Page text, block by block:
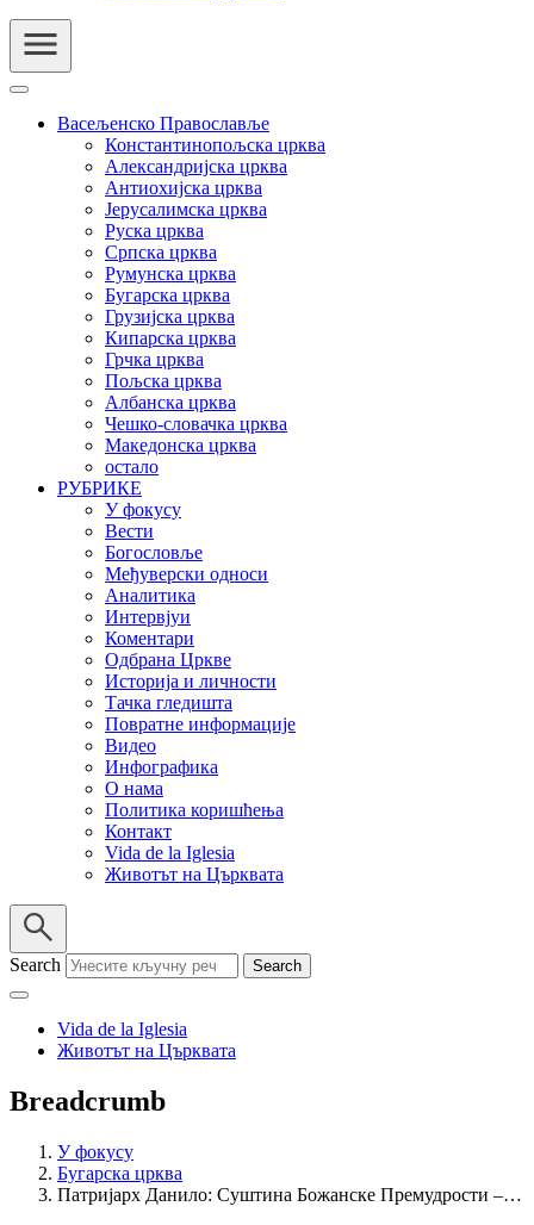
Васељенско Православље
Константинопољска црква
Александријска црква
Антиохијска црква
Јерусалимска црква
Руска црква
Српска црква
Румунска црква
Бугарска црква
Грузијска црква
Кипарска црква
Грчка црква
Пољска црква
Албанска црква
Чешко-словачка црква
Македонска црква
остало
РУБРИКЕ
У фокусу
Вести
Богословље
Међуверски односи
Аналитика
Интервјуи
Коментари
Одбрана Цркве
Историја и личности
Тачка гледишта
Повратне информације
Видео
Инфографика
О нама
Политика коришћења
Контакт
Vida de la Iglesia
Животът на Църквата
Search
Vida de la Iglesia
Животът на Църквата
Breadcrumb
У фокусу
Бугарска црква
Патријарх Данило: Суштина Божанске Премудрости –…